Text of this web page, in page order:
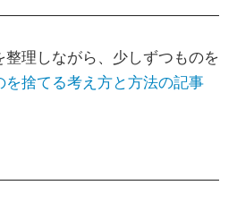
理しながら、少しずつものを
を捨てる考え方と方法の記事